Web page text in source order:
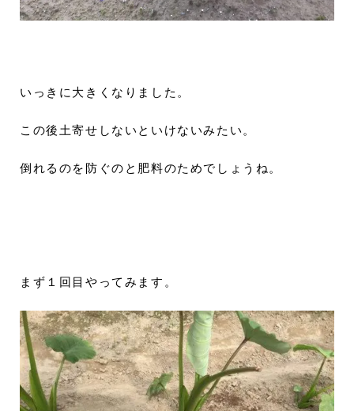
いっきに大きくなりました。
この後土寄せしないといけないみたい。
倒れるのを防ぐのと肥料のためでしょうね。
まず１回目やってみます。